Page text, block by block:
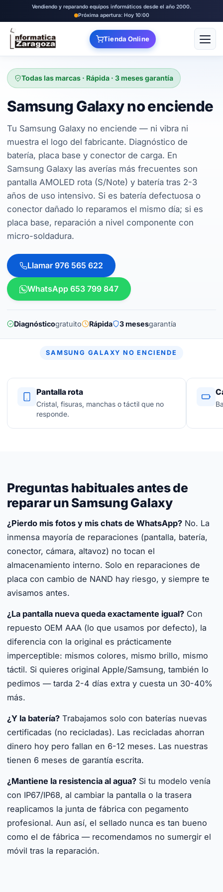
Vendiendo y reparando equipos informáticos desde el año 2000.
Próxima apertura: Hoy 10:00
Tienda Online Abrir
Todas las marcas · Rápida · 3 meses garantía
Samsung Galaxy no enciende
Tu Samsung Galaxy no enciende — ni vibra ni
muestra el logo del fabricante. Diagnóstico de
batería, placa base y conector de carga. En
Samsung Galaxy las averías más frecuentes son
pantalla AMOLED rota (S/Note) y batería tras 2-3
años de uso intensivo. Si es batería defectuosa o
conector dañado lo reparamos el mismo día; si es
placa base, reparación a nivel componente con
micro-soldadura.
Llamar 976 565 622
WhatsApp 653 799 847
Diagnósticogratuito Rápida 3 mesesgarantía
SAMSUNG GALAXY NO ENCIENDE
Pantalla rota
Cristal, fisuras, manchas o táctil que no
responde.
Preguntas habituales antes de
reparar un Samsung Galaxy
¿Pierdo mis fotos y mis chats de WhatsApp? No. La
inmensa mayoría de reparaciones (pantalla, batería,
conector, cámara, altavoz) no tocan el
almacenamiento interno. Solo en reparaciones de
placa con cambio de NAND hay riesgo, y siempre te
avisamos antes.
¿La pantalla nueva queda exactamente igual? Con
repuesto OEM AAA (lo que usamos por defecto), la
diferencia con la original es prácticamente
imperceptible: mismos colores, mismo brillo, mismo
táctil. Si quieres original Apple/Samsung, también lo
pedimos — tarda 2-4 días extra y cuesta un 30-40%
más.
¿Y la batería? Trabajamos solo con baterías nuevas
certificadas (no recicladas). Las recicladas ahorran
dinero hoy pero fallan en 6-12 meses. Las nuestras
tienen 6 meses de garantía escrita.
¿Mantiene la resistencia al agua? Si tu modelo venía
con IP67/IP68, al cambiar la pantalla o la trasera
reaplicamos la junta de fábrica con pegamento
profesional. Aun así, el sellado nunca es tan bueno
como el de fábrica — recomendamos no sumergir el
móvil tras la reparación.